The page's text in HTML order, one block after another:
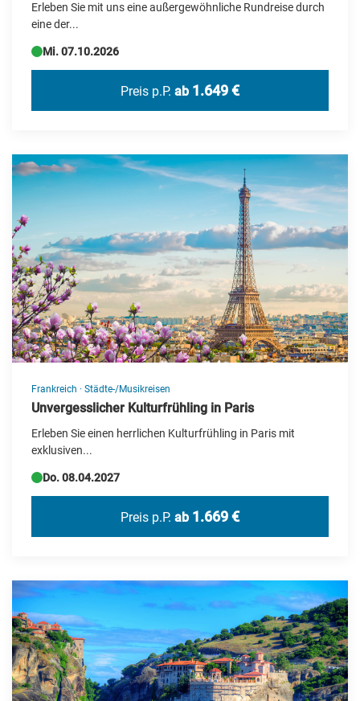
Portugal
Rumänien
Schweiz
Simbabwe
Slowakei
Spanien
Tschechien
Türkei
USA
Ungarn
Ägypten
Österreich
Erleben Sie mit uns eine außergewöhnliche Rundreise durch
eine der...
Mi. 07.10.2026
Preis p.P. ab 1.649 €
Frankreich · Städte-/Musikreisen
Unvergesslicher Kulturfrühling in Paris
Erleben Sie einen herrlichen Kulturfrühling in Paris mit
exklusiven...
Do. 08.04.2027
Preis p.P. ab 1.669 €